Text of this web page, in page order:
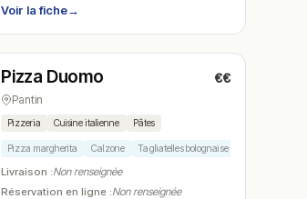
Voir la fiche→
N° 20
Fermé(11:30 – 14:30, 18:30 – 22:30)
Pizza Duomo €€
Pantin
Pizzeria Cuisine italienne Pâtes
Pizza margherita Calzone Tagliatelles bolognaise
Livraison :Non renseignée
Réservation en ligne :Non renseignée